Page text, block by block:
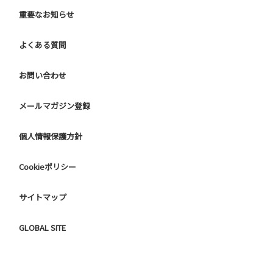
重要なお知らせ
よくある質問
お問い合わせ
メールマガジン登録
個人情報保護方針
Cookieポリシー
サイトマップ
GLOBAL SITE